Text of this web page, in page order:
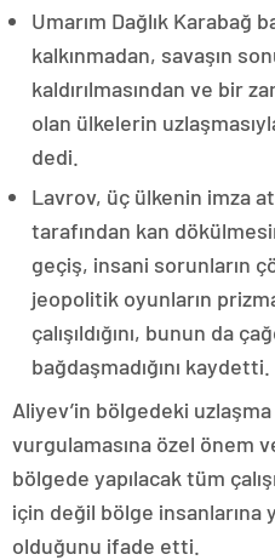
Umarım Dağlık Karabağ
kalkınmadan, savaşın
kaldırılmasından ve bir
olan ülkelerin
dedi.
Lavrov, üç ülkenin imza
tarafından kan
geçiş, insani sorunların
jeopolitik oyunların
çalışıldığını, bunun da
bağdaşmadığını kaydetti.
Aliyev’in bölgedeki
vurgulamasına özel önem
bölgede yapılacak tüm
için değil bölge
olduğunu ifade etti.